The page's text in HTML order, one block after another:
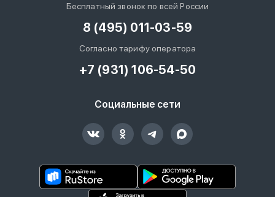
Бесплатный звонок по всей России
8 (495) 011-03-59
Согласно тарифу оператора
+7 (931) 106-54-50
Социальные сети